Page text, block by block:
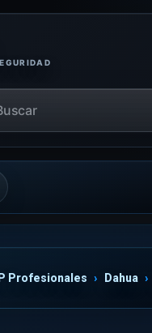
Profesionales Dahua